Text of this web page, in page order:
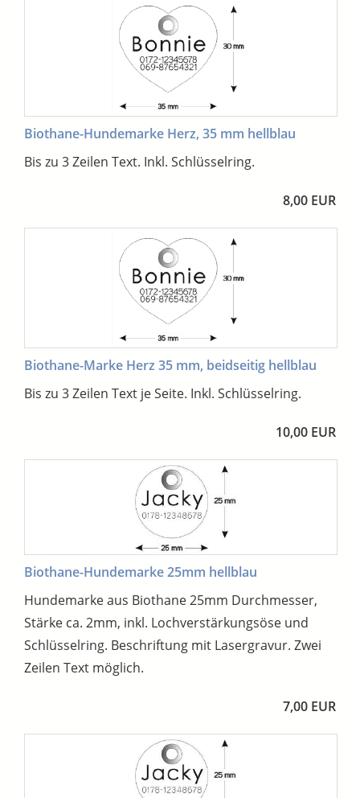
Biothane-Hundemarke Herz, 35 mm hellblau
Bis zu 3 Zeilen Text. Inkl. Schlüsselring.
8,00 EUR
Biothane-Marke Herz 35 mm, beidseitig hellblau
Bis zu 3 Zeilen Text je Seite. Inkl. Schlüsselring.
10,00 EUR
Biothane-Hundemarke 25mm hellblau
Hundemarke aus Biothane 25mm Durchmesser,
Stärke ca. 2mm, inkl. Lochverstärkungsöse und
Schlüsselring. Beschriftung mit Lasergravur. Zwei
Zeilen Text möglich.
7,00 EUR